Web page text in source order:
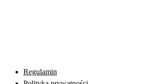
Regulamin